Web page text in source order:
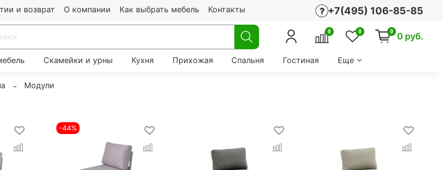
и возврат О компании Как выбрать мебель Контакты +7(495) 106-85-85
0 0 0 0 руб.
Скамейки и урны Кухня Прихожая Спальня Гостиная Еще
Модули
-44%